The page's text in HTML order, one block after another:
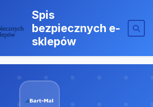
Spis
bezpiecznych e-
sklepów